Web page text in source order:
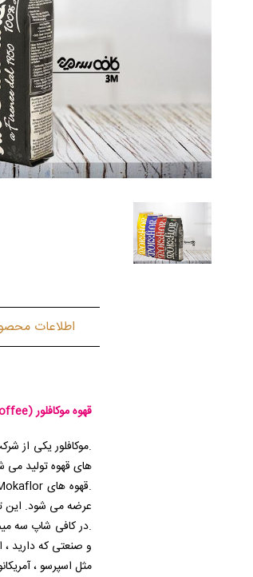
اطلاعات
قهوه موکافلور (Mokaflor Coffee) :
.موکافلور یکی از
های قهوه تولید می
عرضه می شود. این
.در کافی شاپ سه
و صنعتی که دارید ،
مثل اسپرسو ،